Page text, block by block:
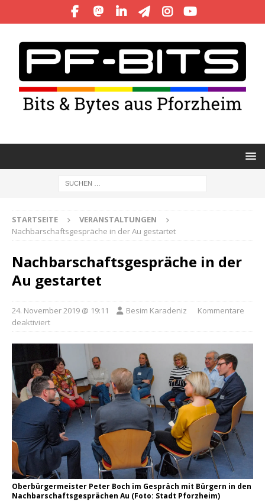
STARTSEITE
VERANSTALTUNGEN
Nachbarschaftsgespräche in der Au gestartet
Nachbarschaftsgespräche in der
Au gestartet
24. November 2019 @ 19:11 Besim Karadeniz
Kommentare
deaktiviert
Oberbürgermeister Peter Boch im Gespräch mit Bürgern in den
Nachbarschaftsgesprächen Au (Foto: Stadt Pforzheim)